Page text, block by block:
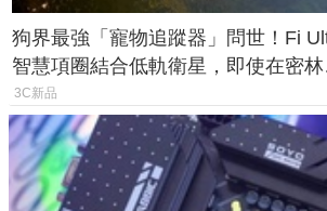
狗界最強「寵物追蹤器」問世！Fi
智慧項圈結合低軌衛星，即使在密林
谷也能精準找回愛犬
3C新品